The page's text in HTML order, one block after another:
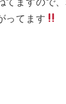
ってます